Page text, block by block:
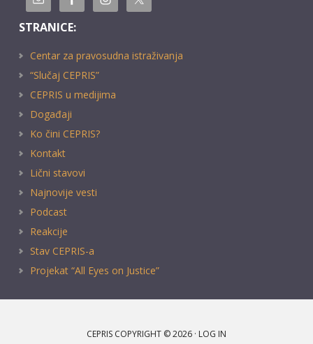
STRANICE:
Centar za pravosudna istraživanja
“Slučaj CEPRIS”
CEPRIS u medijima
Događaji
Ko čini CEPRIS?
Kontakt
Lični stavovi
Najnovije vesti
Podcast
Reakcije
Stav CEPRIS-a
Projekat “All Eyes on Justice”
CEPRIS COPYRIGHT © 2026 · LOG IN